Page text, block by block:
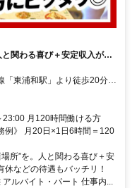
関わる喜び＋安定収入が得
バッチリ！
担、店にある場合は利用
月120時間働ける方
例》 月20日×1日6時間＝120
所”を。人と関わる喜び＋安
などの待遇もバッチリ！
ルバイト・パート 仕事内...